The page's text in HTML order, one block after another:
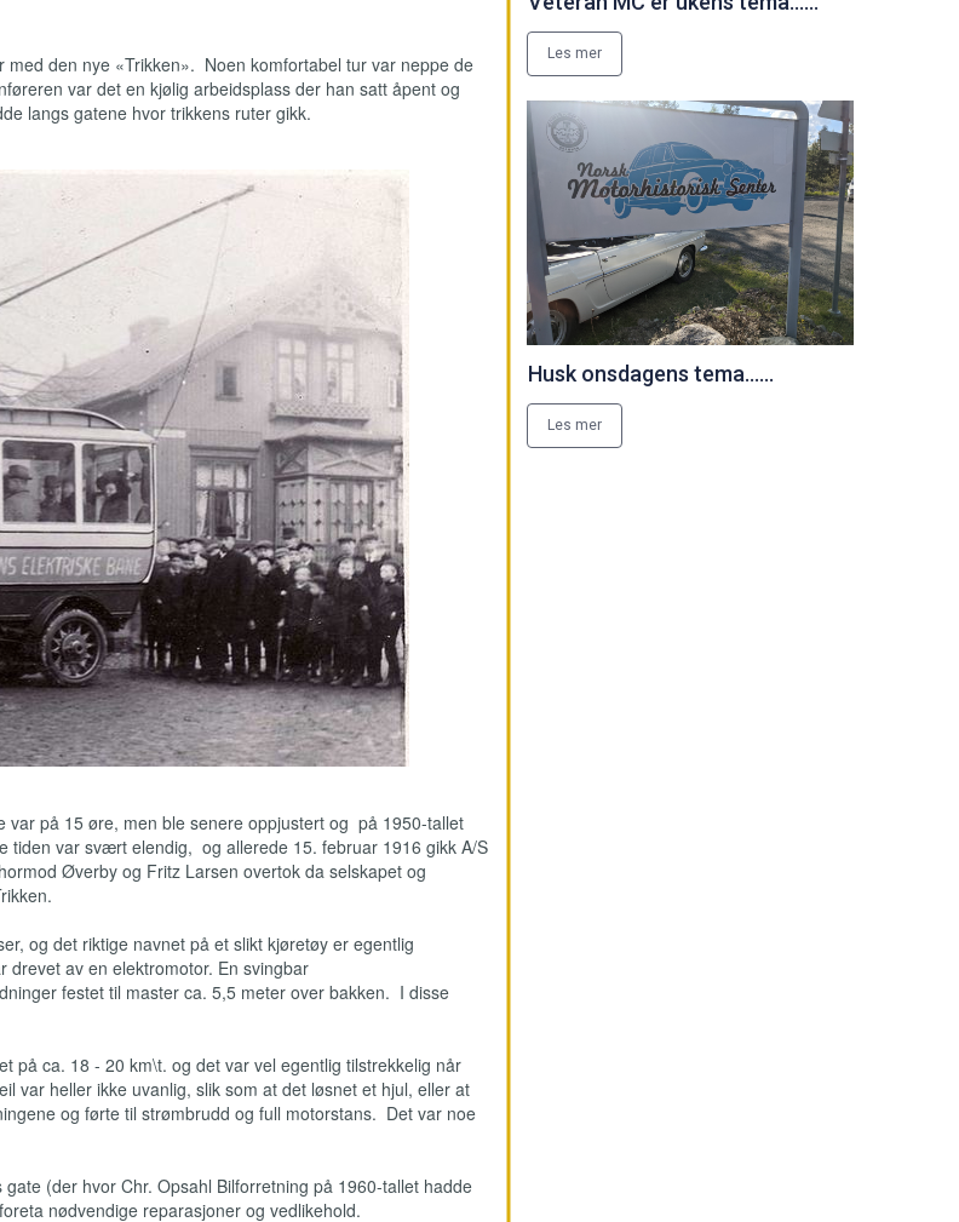
den nye «Trikken». Noen komfortabel tur var neppe de
var det en kjølig arbeidsplass der han satt åpent og
langs gatene hvor trikkens ruter gikk.
var på 15 øre, men ble senere oppjustert og på 1950-tallet
var svært elendig, og allerede 15. februar 1916 gikk A/S
Øverby og Fritz Larsen overtok da selskapet og
og det riktige navnet på et slikt kjøretøy er egentlig
av en elektromotor. En svingbar
festet til master ca. 5,5 meter over bakken. I disse
på ca. 18 - 20 km\t. og det var vel egentlig tilstrekkelig når
var heller ikke uvanlig, slik som at det løsnet et hjul, eller at
og førte til strømbrudd og full motorstans. Det var noe
(der hvor Chr. Opsahl Bilforretning på 1960-tallet hadde
nødvendige reparasjoner og vedlikehold.
Les mer
Husk onsdagens tema......
Les mer